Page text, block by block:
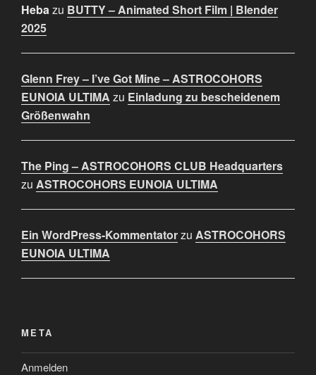
Hebazu BUTTY – Animated Short Film | Blender
2025
Glenn Frey – I’ve Got Mine – ASTROCOHORS
EUNOIA ULTIMA zu Einladung zu bescheidenem
Größenwahn
The Ping – ASTROCOHORS CLUB Headquarters
zu ASTROCOHORS EUNOIA ULTIMA
Ein WordPress-Kommentatorzu ASTROCOHORS
EUNOIA ULTIMA
META
Anmelden